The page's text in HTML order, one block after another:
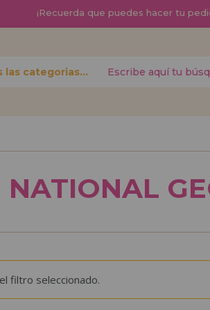
¡Recuerda que puedes hacer tu
el estado
Todas las categorias
NATIONAL
filtro seleccionado.